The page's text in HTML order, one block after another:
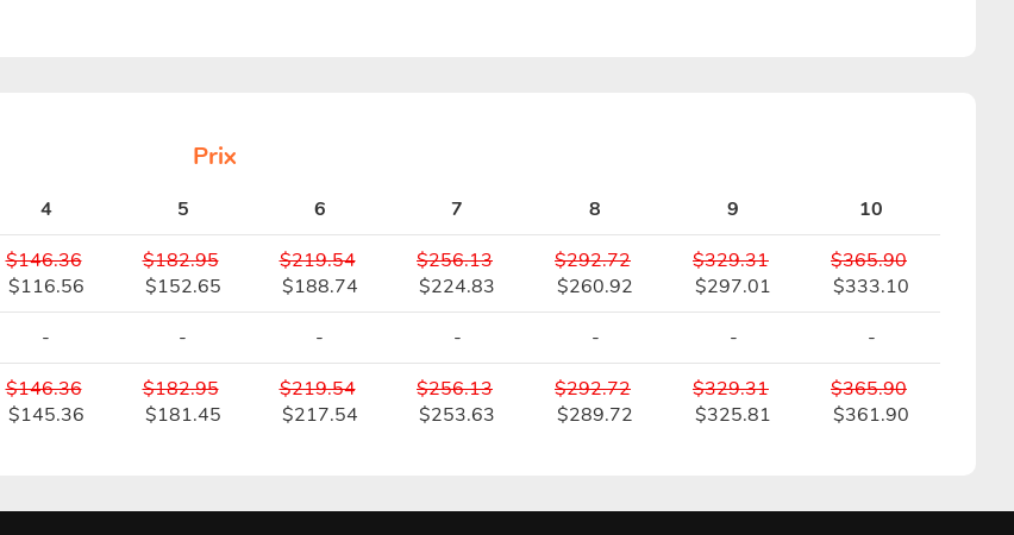
Prix
4 5 6 7 8 9
10
$146.36
$116.56
$182.95
$152.65
$219.54
$188.74
$256.13
$224.83
$292.72
$260.92
$329.31
$297.01
$365.90
$333.10
- - - - - -
-
$146.36
$145.36
$182.95
$181.45
$219.54
$217.54
$256.13
$253.63
$292.72
$289.72
$329.31
$325.81
$365.90
$361.90